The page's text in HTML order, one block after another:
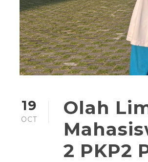
19
OCT
Olah
2 PKP2